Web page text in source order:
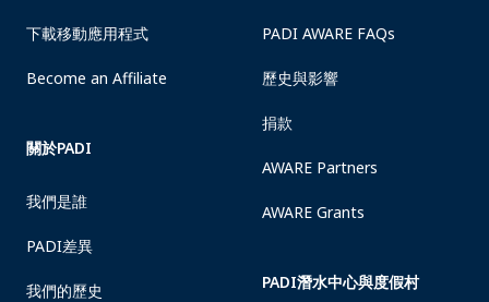
下載移動應用程式
Become an Affiliate
關於PADI
我們是誰
PADI差異
我們的歷史
PADI AWARE FAQs
歷史與影響
捐款
AWARE Partners
AWARE Grants
PADI潛水中心與度假村